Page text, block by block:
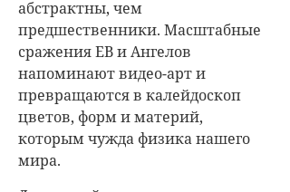
абстрактны, чем
предшественники. Масштабные
сражения ЕВ и Ангелов
напоминают видео-арт и
превращаются в калейдоскоп
цветов, форм и материй,
которым чужда физика нашего
мира.